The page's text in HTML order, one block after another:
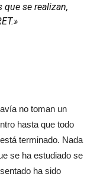
se realizan,
no toman un
hasta que todo
terminado. Nada
se ha estudiado se
ha sido